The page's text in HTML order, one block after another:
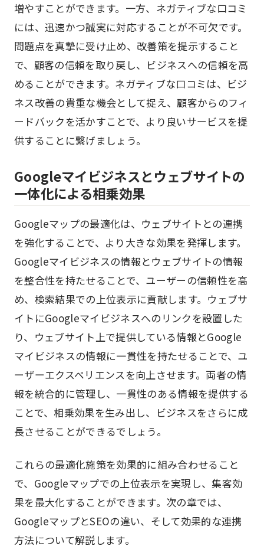
増やすことができます。一方、ネガティブな口コミ
には、迅速かつ誠実に対応することが不可欠です。
問題点を真摯に受け止め、改善策を提示すること
で、顧客の信頼を取り戻し、ビジネスへの信頼を高
めることができます。ネガティブな口コミは、ビジ
ネス改善の貴重な機会として捉え、顧客からのフィ
ードバックを活かすことで、より良いサービスを提
供することに繋げましょう。
Googleマイビジネスとウェブサイトの
一体化による相乗効果
Googleマップの最適化は、ウェブサイトとの連携
を強化することで、より大きな効果を発揮します。
Googleマイビジネスの情報とウェブサイトの情報
を整合性を持たせることで、ユーザーの信頼性を高
め、検索結果での上位表示に貢献します。ウェブサ
イトにGoogleマイビジネスへのリンクを設置した
り、ウェブサイト上で提供している情報とGoogle
マイビジネスの情報に一貫性を持たせることで、ユ
ーザーエクスペリエンスを向上させます。両者の情
報を統合的に管理し、一貫性のある情報を提供する
ことで、相乗効果を生み出し、ビジネスをさらに成
長させることができるでしょう。
これらの最適化施策を効果的に組み合わせること
で、Googleマップでの上位表示を実現し、集客効
果を最大化することができます。次の章では、
GoogleマップとSEOの違い、そして効果的な連携
方法について解説します。